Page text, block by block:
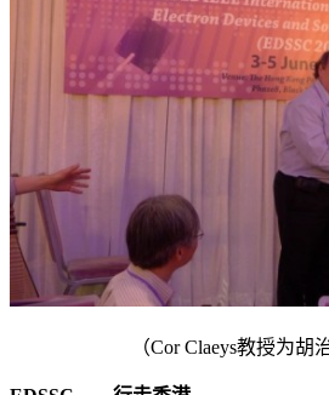
（Cor Claeys教授为胡